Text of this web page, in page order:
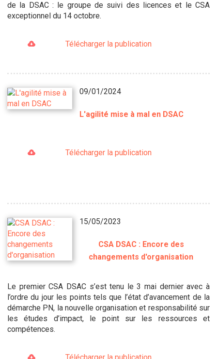
de la DSAC : le groupe de suivi des licences et le CSA
exceptionnel du 14 octobre.
Télécharger la publication
09/01/2024
L'agilité mise à mal en DSAC
Télécharger la publication
15/05/2023
CSA DSAC : Encore des
changements d'organisation
Le premier CSA DSAC s’est tenu le 3 mai dernier avec à
l’ordre du jour les points tels que l’état d’avancement de la
démarche PN, la nouvelle organisation et responsabilité sur
les études d’impact, le point sur les ressources et
compétences.